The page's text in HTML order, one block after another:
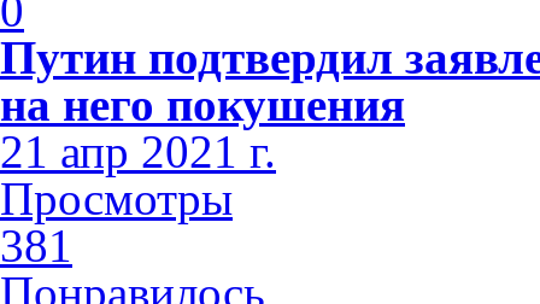
Путин подтвердил
на него покушения
21 апр 2021 г.
Просмотры
381
Понравилось